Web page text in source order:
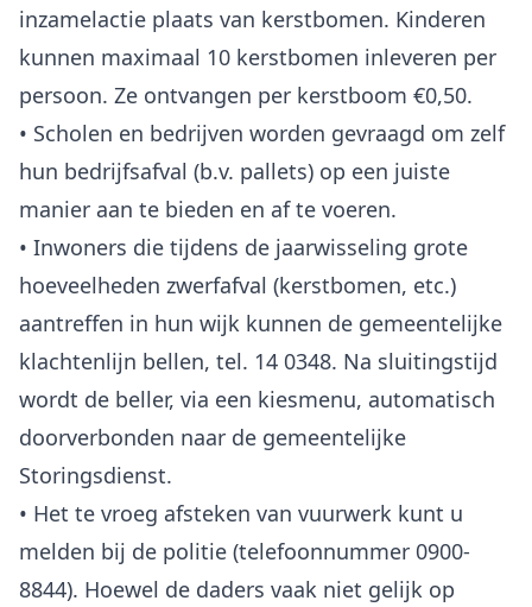
inzamelactie plaats van kerstbomen. Kinderen
kunnen maximaal 10 kerstbomen inleveren per
persoon. Ze ontvangen per kerstboom €0,50.
• Scholen en bedrijven worden gevraagd om zelf
hun bedrijfsafval (b.v. pallets) op een juiste
manier aan te bieden en af te voeren.
• Inwoners die tijdens de jaarwisseling grote
hoeveelheden zwerfafval (kerstbomen, etc.)
aantreffen in hun wijk kunnen de gemeentelijke
klachtenlijn bellen, tel. 14 0348. Na sluitingstijd
wordt de beller, via een kiesmenu, automatisch
doorverbonden naar de gemeentelijke
Storingsdienst.
• Het te vroeg afsteken van vuurwerk kunt u
melden bij de politie (telefoonnummer 0900-
8844). Hoewel de daders vaak niet gelijk op